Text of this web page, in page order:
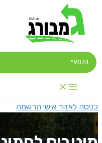
לתוכן
9074*
כניסה לאזור אישי הרשמה